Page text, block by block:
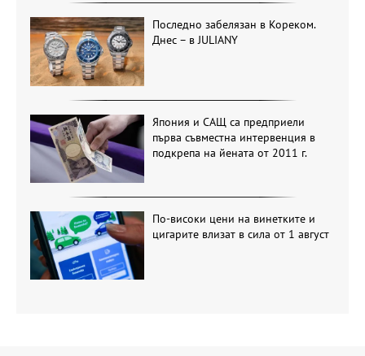
Последно забелязан в Кореком.
Днес – в JULIANY
Япония и САЩ са предприели
първа съвместна интервенция в
подкрепа на йената от 2011 г.
По-високи цени на винетките и
цигарите влизат в сила от 1 август